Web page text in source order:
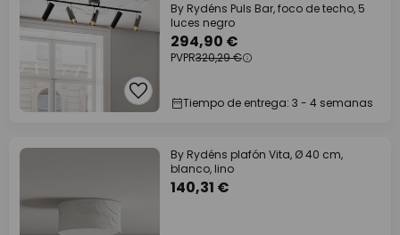
By Rydéns Puls Bar, foco de techo, 5
luces negro
294,90 €
PVPR320,29 €
Tiempo de entrega: 3 - 4 semanas
By Rydéns plafón Vita, Ø 40 cm,
blanco, lino
140,31 €